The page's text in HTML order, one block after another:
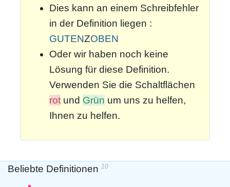
Dies kann an einem Schreibfehler
in der Definition liegen :
GUTENZOBEN
Oder wir haben noch keine
Lösung für diese Definition.
Verwenden Sie die Schaltflächen
rot und Grün um uns zu helfen,
Ihnen zu helfen.
Beliebte Definitionen 10